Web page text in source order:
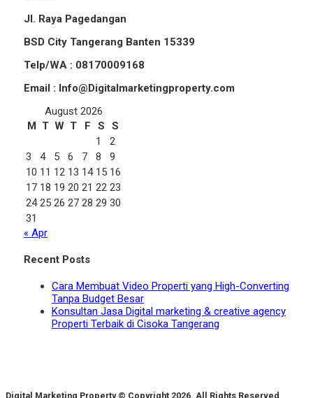
Jl. Raya Pagedangan
BSD City Tangerang Banten 15339
Telp/WA : 08170009168
Email : Info@Digitalmarketingproperty.com
August 2026
M T W T F S
S
1
2
3
4 5 6 7 8
9
10 11 12 13 14 15 16
17 18 19 20 21 22 23
24 25 26 27 28 29 30
31
« Apr
Recent Posts
Cara Membuat Video Properti yang High-Converting
Tanpa Budget Besar
Konsultan Jasa Digital marketing & creative agency
Properti Terbaik di Cisoka Tangerang
Digital Marketing Property © Copyright 2026. All Rights Reserved